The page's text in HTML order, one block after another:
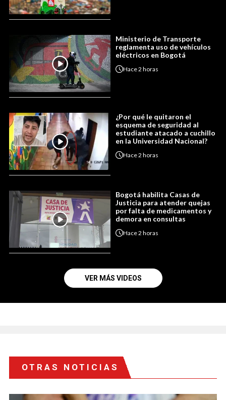
Ministerio de Transporte
reglamenta uso de vehículos
eléctricos en Bogotá
Hace2 horas
¿Por qué le quitaron el
esquema de seguridad al
estudiante atacado a cuchillo
en la Universidad Nacional?
Hace2 horas
Bogotá habilita Casas de
Justicia para atender quejas
por falta de medicamentos y
demora en consultas
Hace2 horas
VER MÁS VIDEOS
OTRAS NOTICIAS